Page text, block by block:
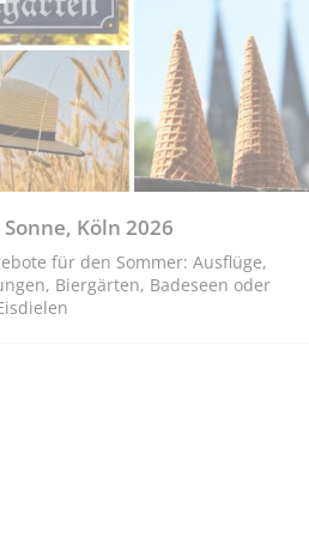
Köln 2026
für den Sommer: Ausflüge,
Biergärten, Badeseen oder